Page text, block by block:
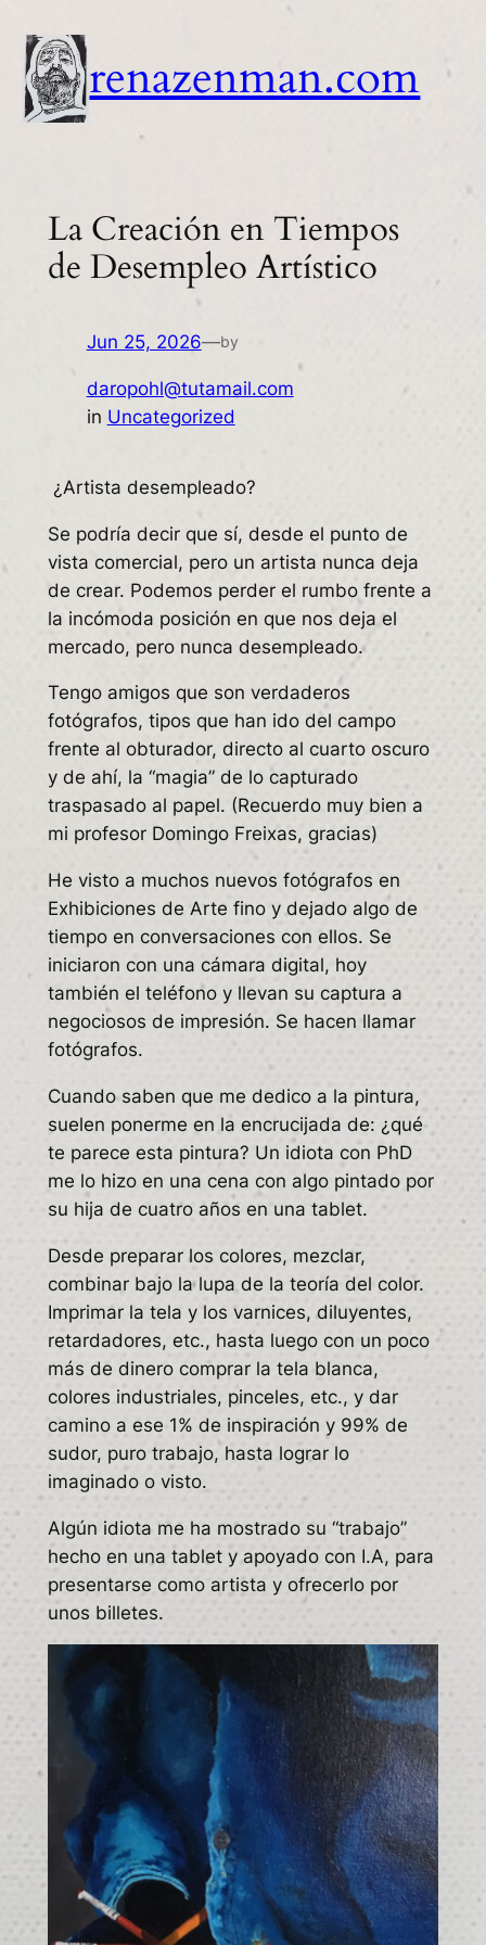
content
renazenman.com
La Creación en Tiempos
de Desempleo Artístico
Jun 25, 2026—by
daropohl@tutamail.com
in Uncategorized
¿Artista desempleado?
Se podría decir que sí, desde el punto de
vista comercial, pero un artista nunca deja
de crear. Podemos perder el rumbo frente a
la incómoda posición en que nos deja el
mercado, pero nunca desempleado.
Tengo amigos que son verdaderos
fotógrafos, tipos que han ido del campo
frente al obturador, directo al cuarto oscuro
y de ahí, la “magia” de lo capturado
traspasado al papel. (Recuerdo muy bien a
mi profesor Domingo Freixas, gracias)
He visto a muchos nuevos fotógrafos en
Exhibiciones de Arte fino y dejado algo de
tiempo en conversaciones con ellos. Se
iniciaron con una cámara digital, hoy
también el teléfono y llevan su captura a
negociosos de impresión. Se hacen llamar
fotógrafos.
Cuando saben que me dedico a la pintura,
suelen ponerme en la encrucijada de: ¿qué
te parece esta pintura? Un idiota con PhD
me lo hizo en una cena con algo pintado por
su hija de cuatro años en una tablet.
Desde preparar los colores, mezclar,
combinar bajo la lupa de la teoría del color.
Imprimar la tela y los varnices, diluyentes,
retardadores, etc., hasta luego con un poco
más de dinero comprar la tela blanca,
colores industriales, pinceles, etc., y dar
camino a ese 1% de inspiración y 99% de
sudor, puro trabajo, hasta lograr lo
imaginado o visto.
Algún idiota me ha mostrado su “trabajo”
hecho en una tablet y apoyado con I.A, para
presentarse como artista y ofrecerlo por
unos billetes.